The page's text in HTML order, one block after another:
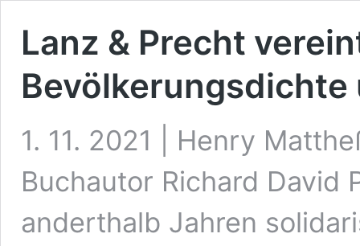
Lanz & Precht
1. 11. 2021 | Henry
Buchautor Richard David
anderthalb Jahren